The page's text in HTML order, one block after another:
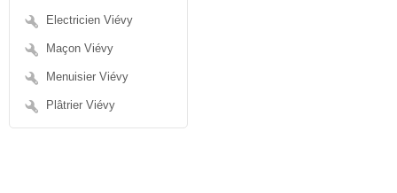
Electricien Viévy
Maçon Viévy
Menuisier Viévy
Plâtrier Viévy